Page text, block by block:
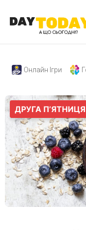
Онлайн Ігри